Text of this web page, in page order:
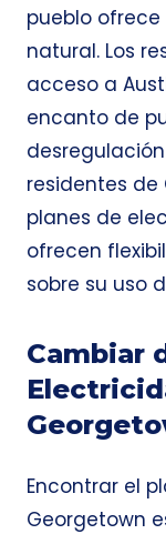
pueblo
natural. Los
acceso a
encanto de
residentes
planes de
ofrecen
sobre su uso
Cambiar
Encontrar el
Georgetown